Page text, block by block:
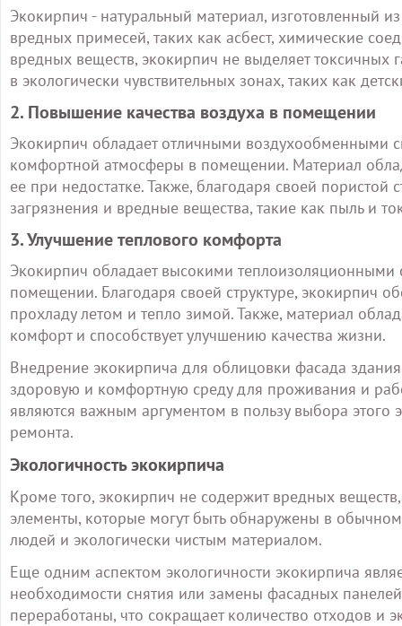
Экокирпич - натуральный материал, изготовленный
вредных примесей, таких как асбест, химические
вредных веществ, экокирпич не выделяет токсичных
в экологически чувствительных зонах, таких как
2. Повышение качества воздуха в помещении
Экокирпич обладает отличными воздухообменными
комфортной атмосферы в помещении. Материал
ее при недостатке. Также, благодаря своей пористой
загрязнения и вредные вещества, такие как пыль и
3. Улучшение теплового комфорта
Экокирпич обладает высокими теплоизоляционными
помещении. Благодаря своей структуре, экокирпич
прохладу летом и тепло зимой. Также, материал
комфорт и способствует улучшению качества жизни.
Внедрение экокирпича для облицовки фасада
здоровую и комфортную среду для проживания и
являются важным аргументом в пользу выбора этого
ремонта.
Экологичность экокирпича
Кроме того, экокирпич не содержит вредных
элементы, которые могут быть обнаружены в
людей и экологически чистым материалом.
Еще одним аспектом экологичности экокирпича
необходимости снятия или замены фасадных
переработаны, что сокращает количество отходов и